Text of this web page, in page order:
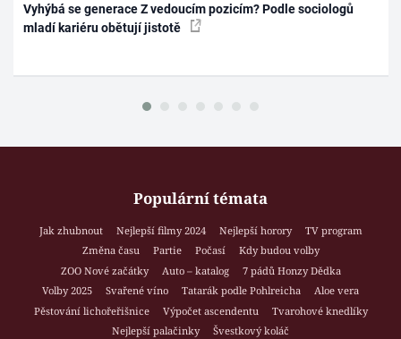
Vyhýbá se generace Z vedoucím pozicím? Podle sociologů
mladí kariéru obětují jistotě
Populární témata
Jak zhubnout Nejlepší filmy 2024 Nejlepší horory
TV program
Změna času
Partie Počasí
Kdy budou volby
ZOO Nové začátky
Auto – katalog
7 pádů Honzy Dědka
Volby 2025
Svařené víno Tatarák podle Pohlreicha
Aloe vera
Pěstování lichořeřišnice
Výpočet ascendentu
Tvarohové knedlíky
Nejlepší palačinky
Švestkový koláč